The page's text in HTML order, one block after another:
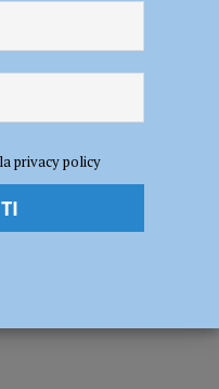
ascolti: oltre 10 milioni di
trionfa nella
privacy policy